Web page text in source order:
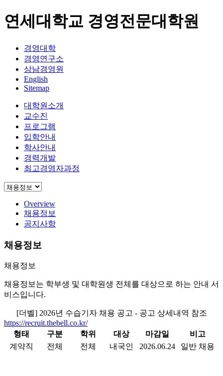
연세대학교 경영전문대학원
경영대학
경영연구소
상남경영원
English
Sitemap
대학원소개
교수진
프로그램
입학안내
학사안내
경력개발
최고경영자과정
Overview
채용정보
공지사항
채용정보
채용정보
채용정보는 학부생 및 대학원생 전체를 대상으로 하는 안내 서
비스입니다.
[더벨] 2026년 수습기자 채용 공고 - 공고 상세내역 참조
https://recruit.thebell.co.kr/
형태
구분 학위 대상 마감일
비고
계약직
전체 전체 내국인 2026.06.24 일반 채용